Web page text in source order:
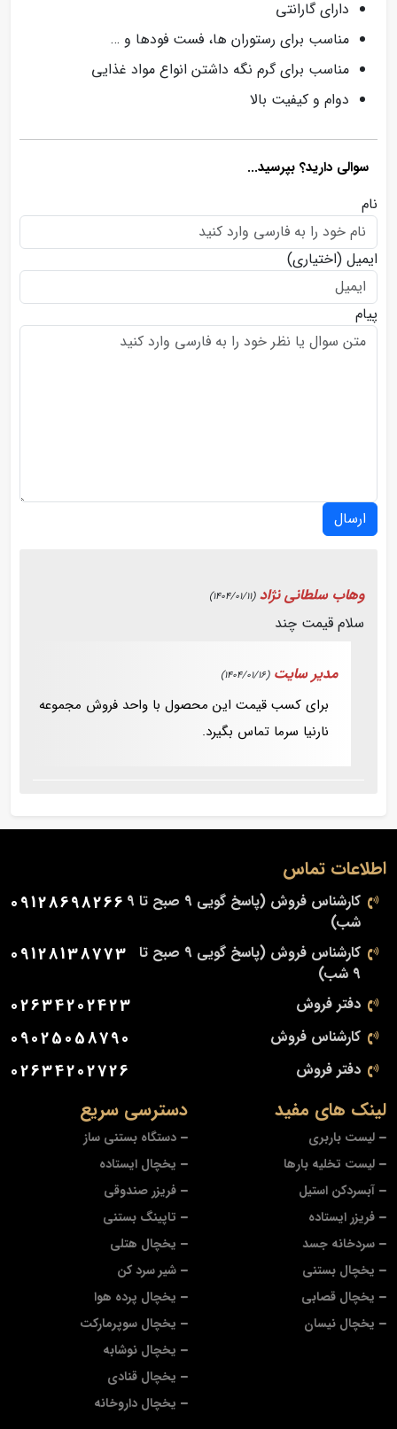
دارای گارانتی
مناسب برای رستوران ها، فست فودها و …
مناسب برای گرم نگه داشتن انواع مواد غذایی
دوام و کیفیت بالا
سوالی دارید؟ بپرسید...
نام
ایمیل (اختیاری)
پیام
ارسال
وهاب سلطانی نژاد (1404/01/11)
سلام قیمت چند
مدیر سایت (1404/01/16)
برای کسب قیمت این محصول با واحد فروش مجموعه
نارنیا سرما تماس بگیرد.
دسترسی سریع
دستگاه بستنی ساز
یخچال ایستاده
فریزر صندوقی
تاپینگ بستنی
یخچال هتلی
شیر سرد کن
یخچال پرده هوا
یخچال سوپرمارکت
یخچال نوشابه
یخچال قنادی
یخچال داروخانه
لینک های مفید
لیست باربری
لیست تخلیه بارها
آبسردکن استیل
فریزر ایستاده
سردخانه جسد
یخچال بستنی
یخچال قصابی
یخچال نیسان
اطلاعات تماس
کارشناس فروش (پاسخ گویی 9 صبح تا 9
شب)
09128698266
کارشناس فروش (پاسخ گویی 9 صبح تا
9 شب)
09128138773
دفتر فروش 02634202423
کارشناس فروش 09025058790
دفتر فروش 02634202726